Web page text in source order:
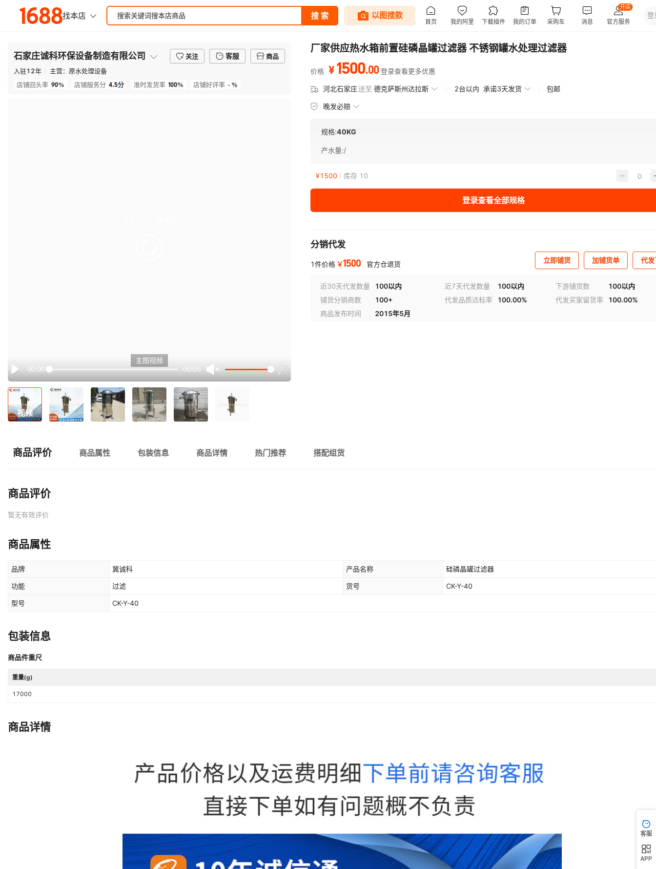
石家庄诚科环保设备制造有限公司 关注 客服
商品
入驻12年 主营： 原水处理设备
店铺回头率 90% 店铺服务分 4.5分 准时发货率 100% 店铺好评率 - %
Play
00:00 00:00
主图视频
视频
厂家供应热水箱前置硅磷晶罐过滤器 不锈钢罐水处理过滤器
价格 ¥1500.00 登录查看更多优惠
河北石家庄送至 德克萨斯州达拉斯 2台以内 承诺3天发货 包邮
晚发必赔
规格:40KG
产水量:/
¥1500 库存 10
登录查看全部规格
分销代发
1件价格 ￥1500 官方仓退货 立即铺货 加铺货单 代
近30天代发数量 100以内 近7天代发数量 100以内 下游铺货数
100以内
铺货分销商数
100+ 代发品质达标率 100.00% 代发买家留货率
100.00%
商品发布时间
2015年5月
商品评价 商品属性 包装信息 商品详情 热门推荐 搭配组货
商品评价
暂无有效评价
商品属性
品牌 冀诚科 产品名称 硅磷晶罐过滤器
功能 过滤 货号 CK-Y-40
型号 CK-Y-40
包装信息
商品件重尺
重量(g)
17000
商品详情
客服
APP